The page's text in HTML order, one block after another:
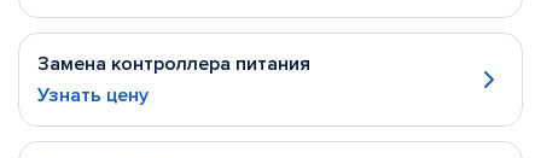
Замена контроллера питания
Узнать цену